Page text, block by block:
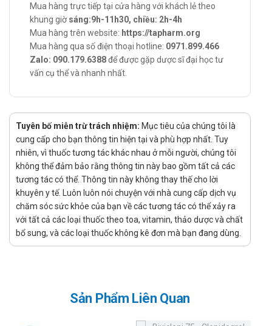
prinzmetal).
Cách dùng – liều dùng của Apitim 10
Cách dùng: Thuốc dùng đường uống.
Liều dùng:
Đối với cơn tăng huyết áp và đau thắt ngực, liều
khởi đầu là 5 mg/ lần/ ngày, có thể tăng liều lên 10
mg tùy theo đáp ứng của từng bệnh nhân.
Ở bệnh nhân tăng huyết áp, có thể uống chung
amlodipin và thuốc lợi tiểu thiazid, chẹn alpha, chẹn
beta hoặc thuốc ức chế men chuyển. Đối với đau
thắt ngực, có thể sử dụng amlodipin đơn độc hoặc
phối hợp với các thuốc điều trị đau thắt ngực khác
ở bệnh nhân có cơn đau thắt ngực không đáp ứng
với nitrat và/ hoặc liều thuốc chẹn beta tương ứng.
Không cần chỉnh liều amlodipin khi sử dụng chung
Người cao tuổi: Liều dùng và phác đồ điều trị tương tự
ở người trẻ, tuy nhiên việc tăng liều cần được tiến hành
Mua hàng trực tiếp tại cửa hàng với khách lẻ theo
khung giờsáng:9h-11h30, chiều: 2h-4h
Mua hàng trên website: https://tapharm.org
Mua hàng qua số điện thoại hotline: 0971.899.466
Zalo: 090.179.6388để được gặp dược sĩ đại học tư
vấn cụ thể và nhanh nhất.
Tuyên bố miễn trừ trách nhiệm: Mục tiêu của chúng tôi là
cung cấp cho bạn thông tin hiện tại và phù hợp nhất. Tuy
nhiên, vì thuốc tương tác khác nhau ở mỗi người, chúng tôi
không thể đảm bảo rằng thông tin này bao gồm tất cả các
tương tác có thể. Thông tin này không thay thế cho lời
khuyên y tế. Luôn luôn nói chuyện với nhà cung cấp dịch vụ
chăm sóc sức khỏe của bạn về các tương tác có thể xảy ra
với tất cả các loại thuốc theo toa, vitamin, thảo dược và chất
bổ sung, và các loại thuốc không kê đơn mà bạn đang dùng.
Sản Phẩm Liên Quan